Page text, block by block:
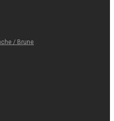
/ Brune